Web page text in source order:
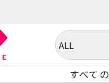
すべて